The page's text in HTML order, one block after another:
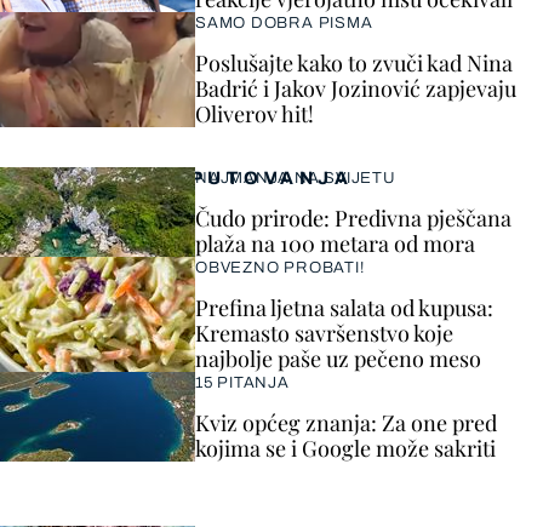
SAMO DOBRA PISMA
Poslušajte kako to zvuči kad Nina
Badrić i Jakov Jozinović zapjevaju
Oliverov hit!
PUTOVANJA
NAJMANJA NA SVIJETU
Čudo prirode: Predivna pješčana
plaža na 100 metara od mora
OBVEZNO PROBATI!
Prefina ljetna salata od kupusa:
Kremasto savršenstvo koje
najbolje paše uz pečeno meso
15 PITANJA
Kviz općeg znanja: Za one pred
kojima se i Google može sakriti